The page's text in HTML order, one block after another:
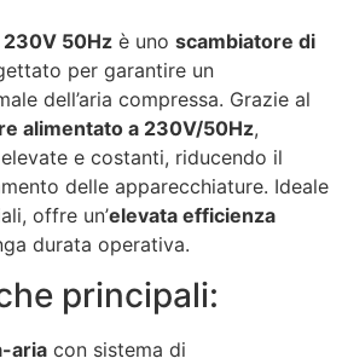
230V 50Hz è uno scambiatore di
per garantire un
dell’aria compressa. Grazie al
alimentato a 230V/50Hz,
e costanti, riducendo il
delle apparecchiature. Ideale
offre un’elevata efficienza
durata operativa.
principali:
aria con sistema di